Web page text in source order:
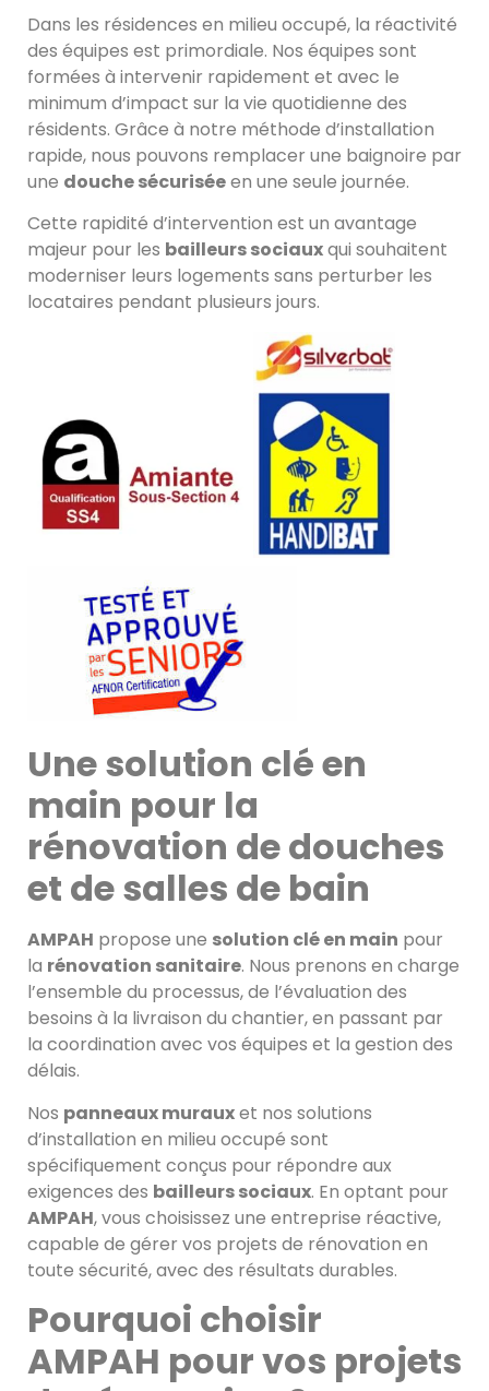
Dans les résidences en milieu occupé, la réactivité
des équipes est primordiale. Nos équipes sont
formées à intervenir rapidement et avec le
minimum d’impact sur la vie quotidienne des
résidents. Grâce à notre méthode d’installation
rapide, nous pouvons remplacer une baignoire par
une douche sécuriséeen une seule journée.
Cette rapidité d’intervention est un avantage
majeur pour les bailleurs sociauxqui souhaitent
moderniser leurs logements sans perturber les
locataires pendant plusieurs jours.
Une solution clé en
main pour la
rénovation de douches
et de salles de bain
AMPAH propose une solution clé en main pour
la rénovation sanitaire. Nous prenons en charge
l’ensemble du processus, de l’évaluation des
besoins à la livraison du chantier, en passant par
la coordination avec vos équipes et la gestion des
délais.
Nos panneaux murauxet nos solutions
d’installation en milieu occupé sont
spécifiquement conçus pour répondre aux
exigences des bailleurs sociaux. En optant pour
AMPAH, vous choisissez une entreprise réactive,
capable de gérer vos projets de rénovation en
toute sécurité, avec des résultats durables.
Pourquoi choisir
AMPAH pour vos projets